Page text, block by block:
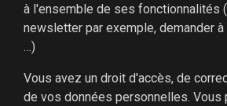
à l'ensemble de ses fonctionnalités
newsletter par exemple, demander
…)
Vous avez un droit d'accès, de
de vos données personnelles. Vous